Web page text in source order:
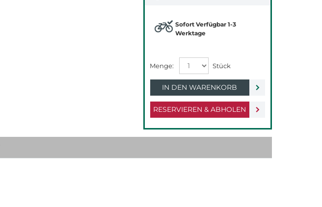
RESERVIEREN & ABHOLEN
Sofort Verfügbar 1-3
Werktage
IN DEN WARENKORB